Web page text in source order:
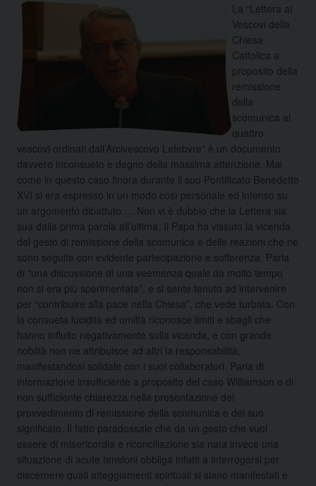
La “Lettera ai
Vescovi della
Chiesa
Cattolica a
proposito della
remissione
della
scomunica ai
quattro
vescovi ordinati dall’Arcivescovo Lefebvre” è un documento
davvero inconsueto e degno della massima attenzione. Mai
come in questo caso finora durante il suo Pontificato Benedetto
XVI si era espresso in un modo così personale ed intenso su
un argomento dibattuto….
Non vi è dubbio che la Lettera sia
sua dalla prima parola all’ultima. Il Papa ha vissuto la vicenda
del gesto di remissione della scomunica e delle reazioni che ne
sono seguite con evidente partecipazione e sofferenza. Parla
di “una discussione di una veemenza quale da molto tempo
non si era più sperimentata”, e si sente tenuto ad intervenire
per “contribuire alla pace nella Chiesa”, che vede turbata. Con
la consueta lucidità ed umiltà riconosce limiti e sbagli che
hanno influito negativamente sulla vicenda, e con grande
nobiltà non ne attribuisce ad altri la responsabilità,
manifestandosi solidale con i suoi collaboratori. Parla di
informazione insufficiente a proposito del caso Williamson e di
non sufficiente chiarezza nella presentazione del
provvedimento di remissione della scomunica e del suo
significato. Il fatto paradossale che da un gesto che vuol
essere di misericordia e riconciliazione sia nata invece una
situazione di acute tensioni obbliga infatti a interrogarsi per
discernere quali atteggiamenti spirituali si siano manifestati e